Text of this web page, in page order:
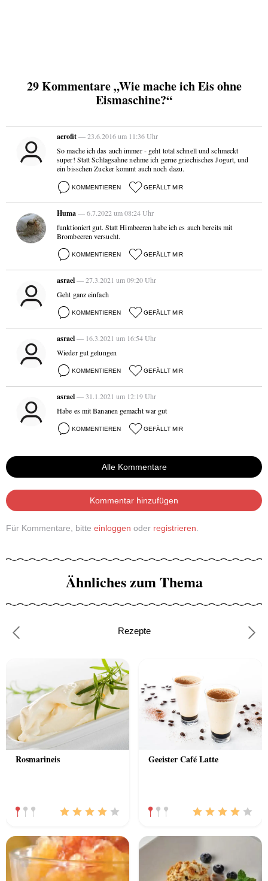
29 Kommentare „Wie mache ich Eis ohne
Eismaschine?“
aerofit— 23.6.2016 um 11:36 Uhr
So mache ich das auch immer - geht total schnell und schmeckt
super! Statt Schlagsahne nehme ich gerne griechisches Jogurt, und
ein bisschen Zucker kommt auch noch dazu.
KOMMENTIEREN GEFÄLLT MIR
Huma— 6.7.2022 um 08:24 Uhr
funktioniert gut. Statt Himbeeren habe ich es auch bereits mit
Brombeeren versucht.
KOMMENTIEREN GEFÄLLT MIR
asrael— 27.3.2021 um 09:20 Uhr
Geht ganz einfach
KOMMENTIEREN GEFÄLLT MIR
asrael— 16.3.2021 um 16:54 Uhr
Wieder gut gelungen
KOMMENTIEREN GEFÄLLT MIR
asrael— 31.1.2021 um 12:19 Uhr
Habe es mit Bananen gemacht war gut
KOMMENTIEREN GEFÄLLT MIR
Alle Kommentare
Kommentar hinzufügen
Für Kommentare, bitte einloggen oder registrieren
Ähnliches zum Thema
Rezepte
Rosmarineis Geeister Café Latte